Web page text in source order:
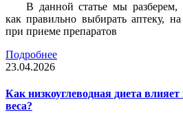
В данной статье мы разберем,
как правильно выбирать аптеку,
при приеме препаратов
Подробнее
23.04.2026
Как низкоуглеводная диета
веса?